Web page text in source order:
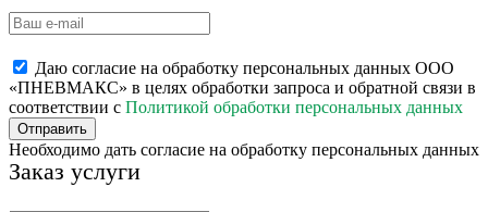
Даю согласие на обработку персональных данных ООО
«ПНЕВМАКС» в целях обработки запроса и обратной связи в
соответствии с Политикой обработки персональных данных
Отправить
Необходимо дать согласие на обработку персональных данных
Заказ услуги